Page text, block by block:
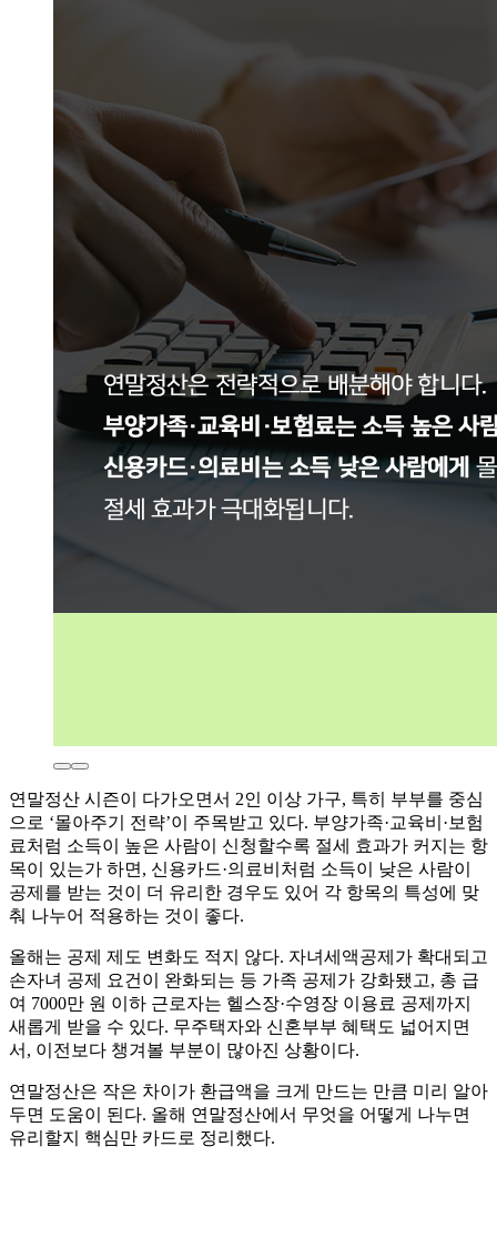
연말정산 시즌이 다가오면서 2인 이상 가구, 특히 부부를 중심
으로 ‘몰아주기 전략’이 주목받고 있다. 부양가족·교육비·보험
료처럼 소득이 높은 사람이 신청할수록 절세 효과가 커지는 항
목이 있는가 하면, 신용카드·의료비처럼 소득이 낮은 사람이
공제를 받는 것이 더 유리한 경우도 있어 각 항목의 특성에 맞
춰 나누어 적용하는 것이 좋다.
올해는 공제 제도 변화도 적지 않다. 자녀세액공제가 확대되고
손자녀 공제 요건이 완화되는 등 가족 공제가 강화됐고, 총 급
여 7000만 원 이하 근로자는 헬스장·수영장 이용료 공제까지
새롭게 받을 수 있다. 무주택자와 신혼부부 혜택도 넓어지면
서, 이전보다 챙겨볼 부분이 많아진 상황이다.
연말정산은 작은 차이가 환급액을 크게 만드는 만큼 미리 알아
두면 도움이 된다. 올해 연말정산에서 무엇을 어떻게 나누면
유리할지 핵심만 카드로 정리했다.